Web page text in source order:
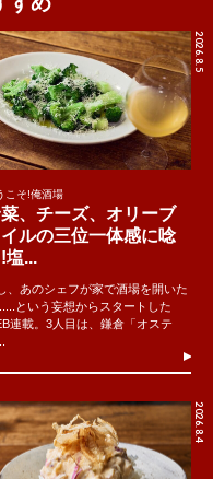
2026.8.5
こそ!俺酒場
、チーズ、オリーブ
ルの三位一体感に唸
塩...
、あのシェフが家で酒場を開いた
という妄想からスタートした
連載。3人目は、鎌倉「オステ
2026.8.4